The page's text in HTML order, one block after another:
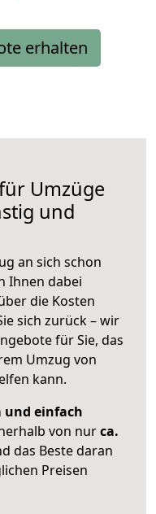
erhalten
Umzüge
und
an sich schon
Ihnen dabei
die Kosten
sich zurück – wir
für Sie, das
Umzug von
kann.
und einfach
von nurca.
das Beste daran
Preisen